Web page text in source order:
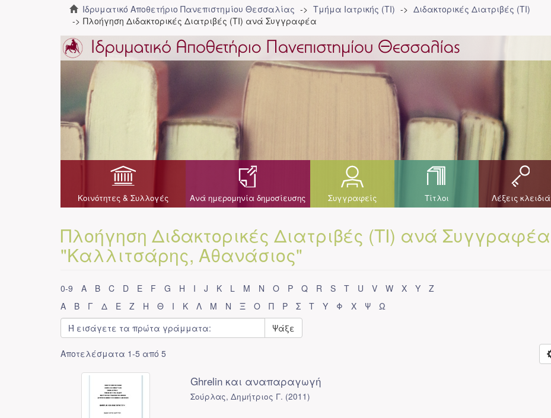
Ιδρυματικό Αποθετήριο Πανεπιστημίου Θεσσαλίας Τμήμα Ιατρικής (ΤΙ)
Διδακτορικές Διατριβές (ΤΙ)
Πλοήγηση Διδακτορικές Διατριβές (ΤΙ) ανά Συγγραφέα
Κοινότητες & Συλλογές Ανά ημερομηνία δημοσίευσης Συγγραφείς Τίτλοι Λέξεις κλειδιά
Πλοήγηση Διδακτορικές Διατριβές (ΤΙ) ανά Συγγραφέα
"Καλλιτσάρης, Αθανάσιος"
0-9 A B C D E F G H I J K L M N O P Q R S T U V W X Y
Z
Α
Β Γ Δ Ε Ζ Η Θ Ι Κ Λ Μ Ν Ξ Ο Π Ρ Σ Τ Υ Φ Χ Ψ
Ω
Ψάξε
Αποτελέσματα 1-5 από 5
Ghrelin και αναπαραγωγή
Σούρλας, Δημήτριος Γ. (2011)